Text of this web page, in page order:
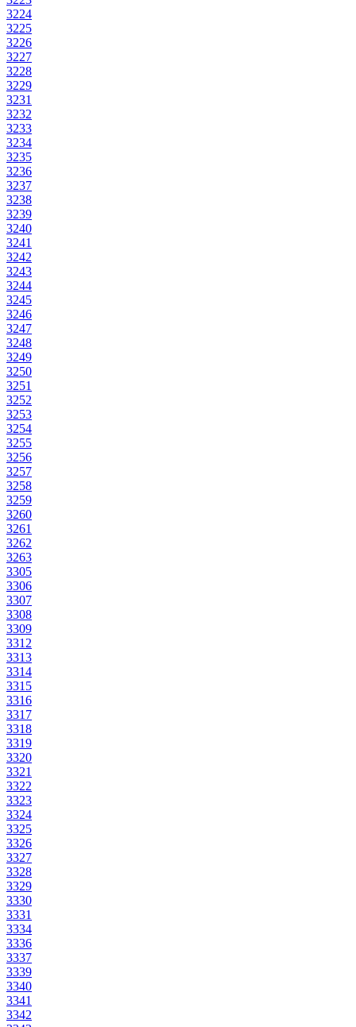
3224
3225
3226
3227
3228
3229
3231
3232
3233
3234
3235
3236
3237
3238
3239
3240
3241
3242
3243
3244
3245
3246
3247
3248
3249
3250
3251
3252
3253
3254
3255
3256
3257
3258
3259
3260
3261
3262
3263
3305
3306
3307
3308
3309
3312
3313
3314
3315
3316
3317
3318
3319
3320
3321
3322
3323
3324
3325
3326
3327
3328
3329
3330
3331
3334
3336
3337
3339
3340
3341
3342